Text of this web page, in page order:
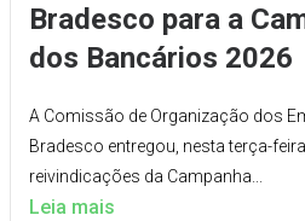
Bradesco para a
dos Bancários 2026
A Comissão de Organização dos
Bradesco entregou, nesta terça-
reivindicações da Campanha...
Leia mais